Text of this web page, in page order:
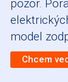
pozor.
model
Chcem